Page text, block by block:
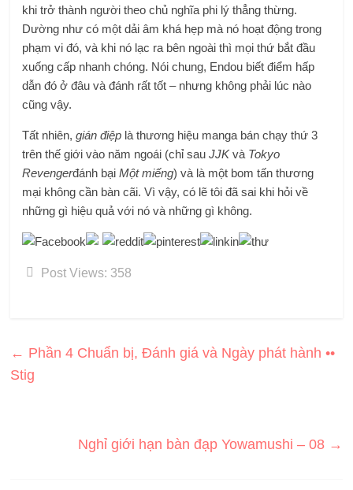
khi trở thành người theo chủ nghĩa phi lý thẳng thừng.
Dường như có một dải âm khá hẹp mà nó hoạt động trong
phạm vi đó, và khi nó lạc ra bên ngoài thì mọi thứ bắt đầu
xuống cấp nhanh chóng. Nói chung, Endou biết điểm hấp
dẫn đó ở đâu và đánh rất tốt – nhưng không phải lúc nào
cũng vậy.
Tất nhiên,gián điệp là thương hiệu manga bán chạy thứ 3
trên thế giới vào năm ngoái (chỉ sauJJKvà Tokyo
Revengerđánh bạiMột miếng) và là một bom tấn thương
mại không cần bàn cãi. Vì vậy, có lẽ tôi đã sai khi hỏi về
những gì hiệu quả với nó và những gì không.
Post Views: 358
← Phần 4 Chuẩn bị, Đánh giá và Ngày phát hành ••
Stig
Nghỉ giới hạn bàn đạp Yowamushi – 08 →